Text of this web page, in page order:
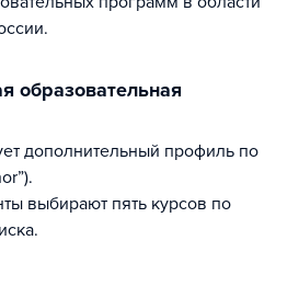
выбирают пять курсов по